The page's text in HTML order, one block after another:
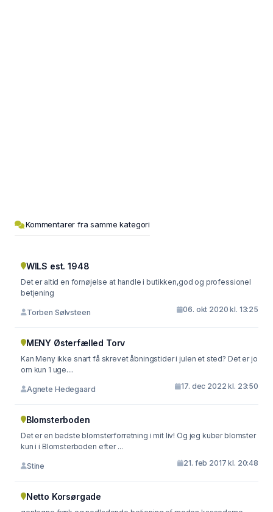
Kommentarer fra samme kategori
WILS est. 1948
Det er altid en fornøjelse at handle i butikken,god og professionel
betjening
Torben Sølvsteen 06. okt 2020 kl. 13:25
MENY Østerfælled Torv
Kan Meny ikke snart få skrevet åbningstider i julen et sted? Det er jo
om kun 1 uge....
Agnete Hedegaard 17. dec 2022 kl. 23:50
Blomsterboden
Det er en bedste blomsterforretning i mit liv! Og jeg kuber blomster
kun i i Blomsterboden efter ...
Stine 21. feb 2017 kl. 20:48
Netto Korsørgade